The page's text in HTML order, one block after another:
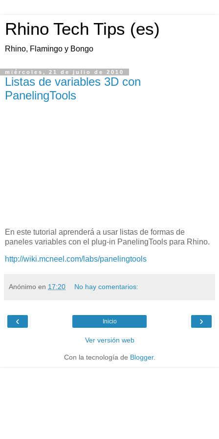
Rhino Tech Tips (es)
Rhino, Flamingo y Bongo
miércoles, 21 de julio de 2010
Listas de variables 3D con
PanelingTools
En este tutorial aprenderá a usar listas de formas de
paneles variables con el plug-in PanelingTools para Rhino.
http://wiki.mcneel.com/labs/panelingtools
Anónimo en 17:20 No hay comentarios:
‹ ›
Inicio
Ver versión web
Con la tecnología de Blogger.